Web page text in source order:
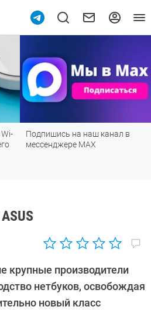
Подпишись на наш канал в
мессенджере МАХ
крупные производители
нетбуков, освобождая
новый класс